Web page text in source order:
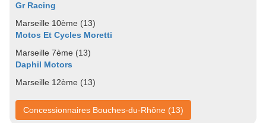
Gr Racing
Marseille 10ème (13)
Motos Et Cycles Moretti
Marseille 7ème (13)
Daphil Motors
Marseille 12ème (13)
Concessionnaires Bouches-du-Rhône (13)